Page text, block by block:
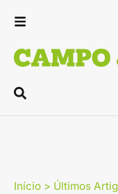
Início > Últimos